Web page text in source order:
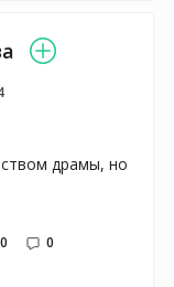
драмы, но
0 0